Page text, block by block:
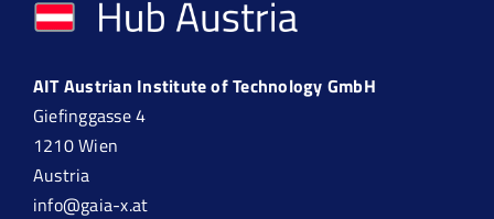
AIT Austrian Institute of Technology GmbH
Giefinggasse 4
1210 Wien
Austria
info@gaia-x.at